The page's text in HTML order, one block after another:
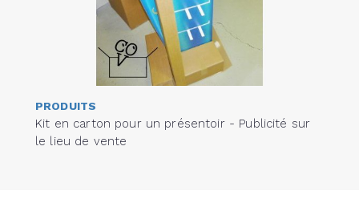
PRODUITS
Kit en carton pour un présentoir - Publicité sur
le lieu de vente